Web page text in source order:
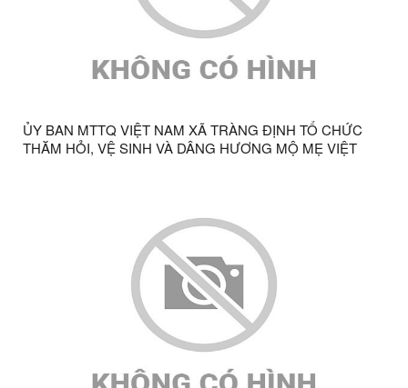
ỦY BAN MTTQ VIỆT NAM XÃ TRÀNG ĐỊNH TỔ CHỨC
THĂM HỎI, VỆ SINH VÀ DÂNG HƯƠNG MỘ MẸ VIỆT